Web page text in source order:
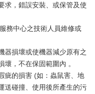
求，錯誤安裝、或保管及使
務中心之技術人員維修或
器損壞或使機器減少原有之
壞，不在保固範圍內 。
疵的損害 (如：蟲鼠害、地
送碰撞、使用後所產生的污